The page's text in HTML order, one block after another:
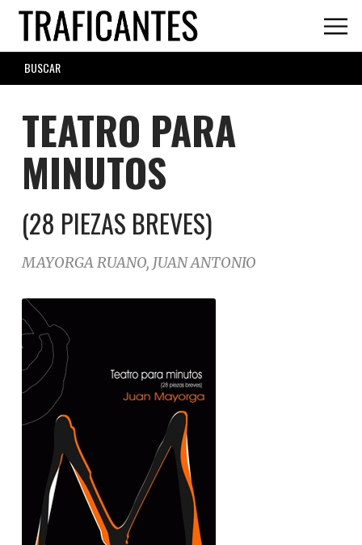
Skip
main
content
SEARCH
FORM
TEATRO PARA
MINUTOS
(28 PIEZAS BREVES)
MAYORGA RUANO, JUAN ANTONIO